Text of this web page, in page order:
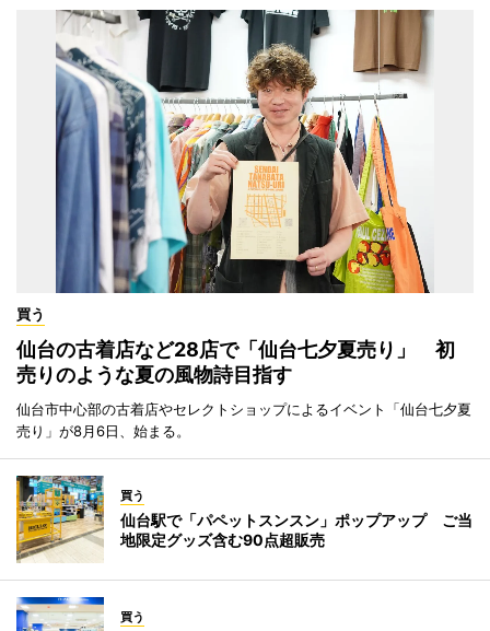
買う
仙台の古着店など28店で「仙台七夕夏売り」 初
売りのような夏の風物詩目指す
仙台市中心部の古着店やセレクトショップによるイベント「仙台七夕夏
売り」が8月6日、始まる。
買う
仙台駅で「パペットスンスン」ポップアップ ご当
地限定グッズ含む90点超販売
買う